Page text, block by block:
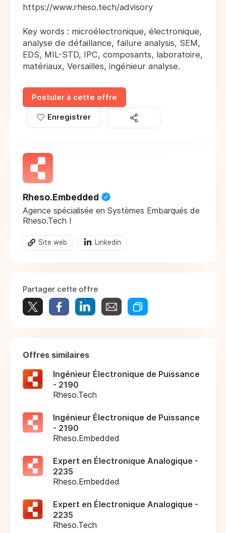
https://www.rheso.tech/advisory
Key words : microélectronique, électronique,
analyse de défaillance, failure analysis, SEM,
EDS, MIL-STD, IPC, composants, laboratoire,
matériaux, Versailles, ingénieur analyse.
Postuler à cette offre
Enregistrer
Rheso.Embedded
Agence spécialisée en Systèmes Embarqués de
Rheso.Tech !
Site web Linkedin
Partager cette offre
Offres similaires
Ingénieur Électronique de Puissance
- 2190
Rheso.Tech
Ingénieur Électronique de Puissance
- 2190
Rheso.Embedded
Expert en Électronique Analogique -
2235
Rheso.Embedded
Expert en Électronique Analogique -
2235
Rheso.Tech